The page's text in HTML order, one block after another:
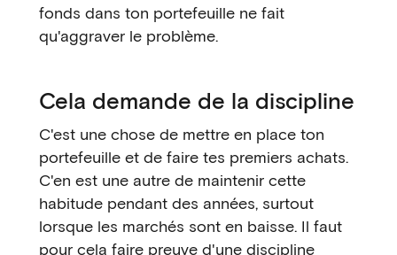
fonds dans ton portefeuille ne fait
qu'aggraver le problème.
Cela demande de la discipline
C'est une chose de mettre en place ton
portefeuille et de faire tes premiers achats.
C'en est une autre de maintenir cette
habitude pendant des années, surtout
lorsque les marchés sont en baisse. Il faut
pour cela faire preuve d'une discipline